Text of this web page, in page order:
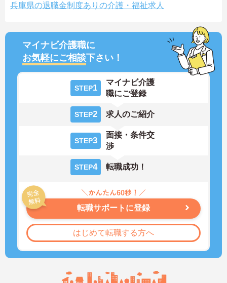
兵庫県の退職金制度ありの介護・福祉求人
マイナビ介護職に
お気軽にご相談下さい！
STEP1
マイナビ介護
職にご登録
STEP2 求人のご紹介
STEP3
面接・条件交
渉
STEP4 転職成功！
転職サポートに登録
はじめて転職する方へ